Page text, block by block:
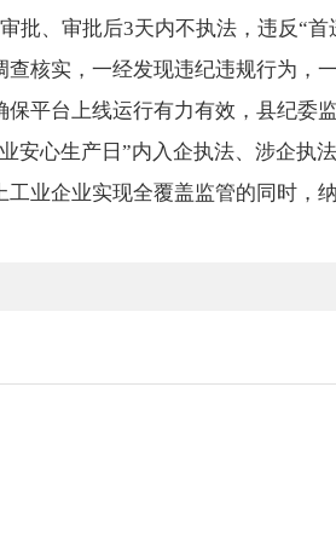
批、审批后3天内不执法，违反“
查核实，一经发现违纪违规行为，
保平台上线运行有力有效，县纪委
安心生产日”内入企执法、涉企执
工业企业实现全覆盖监管的同时，